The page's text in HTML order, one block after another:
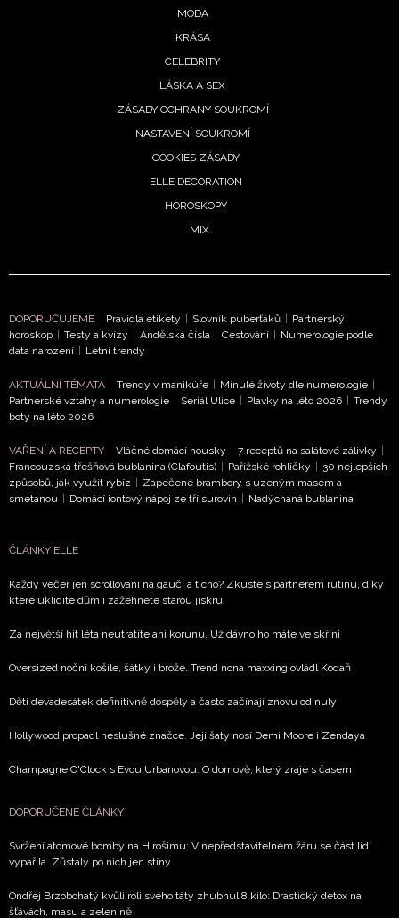
NEWSLETTER
ODESLAT
potvrzujete, že jste se seznámili se Zásadami
Vašimi údaji pracovat zejména k organizaci a
vyhodnocení akce a zasílání novinek.
Chcete navíc dostávat i další zajímavé a exkluzivní
zpracováním údajů k tomuto účelu podle
MÓDA
KRÁSA
CELEBRITY
LÁSKA A SEX
ZÁSADY OCHRANY SOUKROMÍ
NASTAVENÍ SOUKROMÍ
COOKIES ZÁSADY
ELLE DECORATION
HOROSKOPY
MIX
DOPORUČUJEME Pravidla etikety | Slovník puberťáků | Partnerský
horoskop | Testy a kvízy | Andělská čísla | Cestování | Numerologie podle
data narození | Letní trendy
AKTUÁLNÍ TÉMATA Trendy v manikúře | Minulé životy dle numerologie |
Partnerské vztahy a numerologie | Seriál Ulice | Plavky na léto 2026 | Trendy
boty na léto 2026
VAŘENÍ A RECEPTY Vláčné domácí housky | 7 receptů na salátové zálivky |
Francouzská třešňová bublanina (Clafoutis) | Pařížské rohlíčky | 30 nejlepších
způsobů, jak využít rybíz | Zapečené brambory s uzeným masem a
smetanou | Domácí iontový nápoj ze tří surovin | Nadýchaná bublanina
ČLÁNKY ELLE
Každý večer jen scrollování na gauči a ticho? Zkuste s partnerem rutinu, díky
které uklidíte dům i zažehnete starou jiskru
Za největší hit léta neutratíte ani korunu. Už dávno ho máte ve skříni
Oversized noční košile, šátky i brože. Trend nona maxxing ovládl Kodaň
Děti devadesátek definitivně dospěly a často začínají znovu od nuly
Hollywood propadl neslušné značce. Její šaty nosí Demi Moore i Zendaya
Champagne O'Clock s Evou Urbanovou: O domově, který zraje s časem
DOPORUČENÉ ČLÁNKY
Svržení atomové bomby na Hirošimu: V nepředstavitelném žáru se část lidí
vypařila. Zůstaly po nich jen stíny
Ondřej Brzobohatý kvůli roli svého táty zhubnul 8 kilo: Drastický detox na
šťávách, masu a zelenině